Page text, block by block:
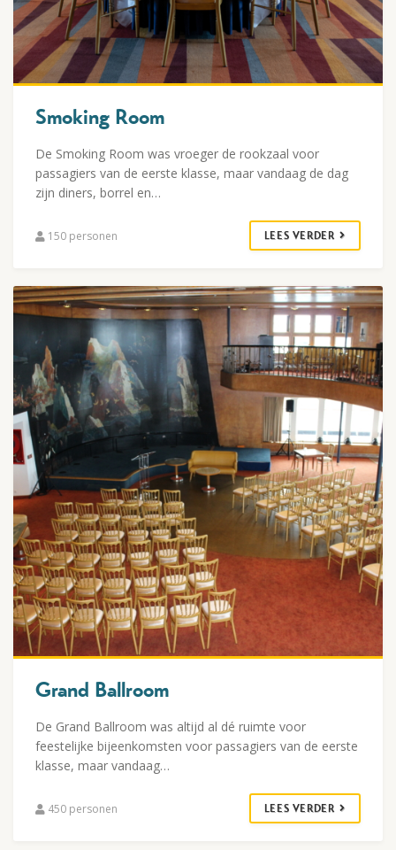
Smoking Room
De Smoking Room was vroeger de rookzaal voor
passagiers van de eerste klasse, maar vandaag de dag
zijn diners, borrel en…
150 personen LEES VERDER
Grand Ballroom
De Grand Ballroom was altijd al dé ruimte voor
feestelijke bijeenkomsten voor passagiers van de eerste
klasse, maar vandaag…
450 personen LEES VERDER